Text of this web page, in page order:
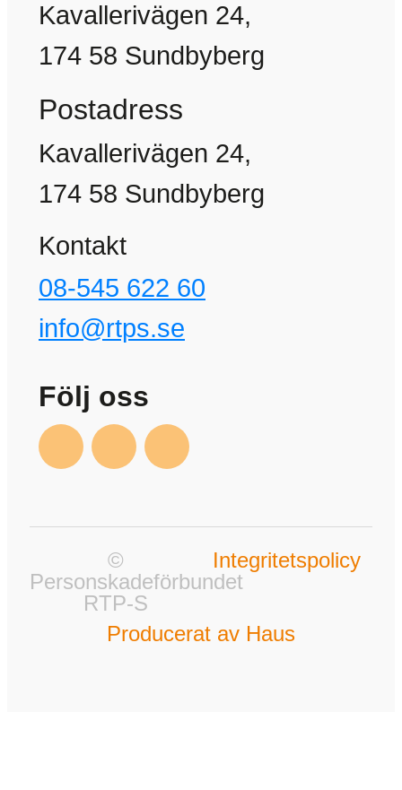
Kavallerivägen 24,
174 58 Sundbyberg
Postadress
Kavallerivägen 24,
174 58 Sundbyberg
Kontakt
08-545 622 60
info@rtps.se
Följ oss
©
Personskadeförbundet
RTP-S
Integritetspolicy
Producerat av Haus